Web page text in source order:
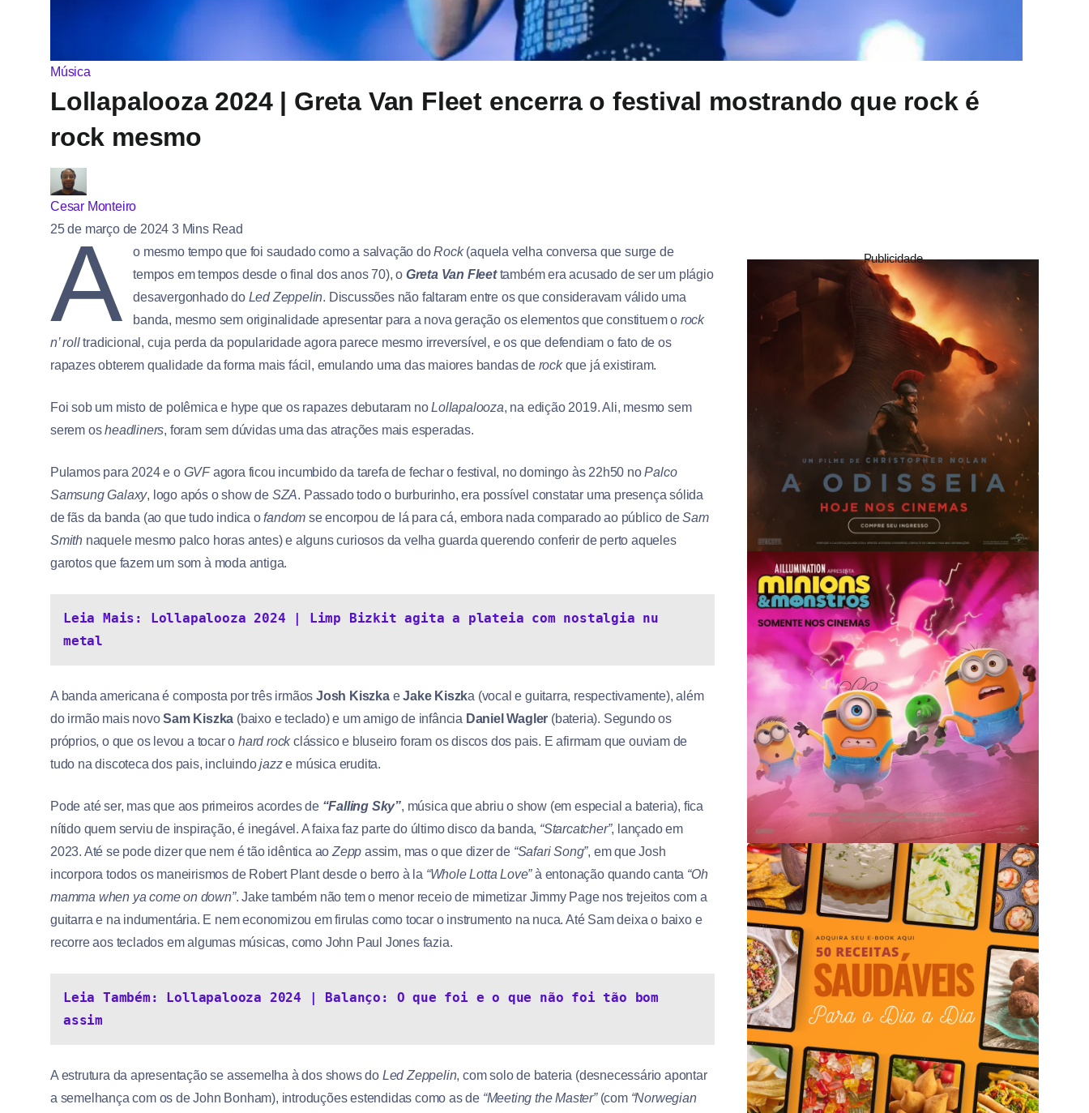
Música
Lollapalooza 2024 | Greta Van Fleet encerra o festival mostrando que rock é
rock mesmo
Cesar Monteiro
25 de março de 20243 Mins Read
A o mesmo tempo que foi saudado como a salvação doRock(aquela velha conversa que surge de
tempos em tempos desde o final dos anos 70), o Greta Van Fleettambém era acusado de ser um plágio
desavergonhado do Led Zeppelin. Discussões não faltaram entre os que consideravam válido uma
banda, mesmo sem originalidade apresentar para a nova geração os elementos que constituem o rock
n’ rolltradicional, cuja perda da popularidade agora parece mesmo irreversível, e os que defendiam o fato de os
rapazes obterem qualidade da forma mais fácil, emulando uma das maiores bandas de rockque já existiram.
Foi sob um misto de polêmica e hype que os rapazes debutaram noLollapalooza, na edição 2019. Ali, mesmo sem
serem osheadliners, foram sem dúvidas uma das atrações mais esperadas.
Pulamos para 2024 e o GVFagora ficou incumbido da tarefa de fechar o festival, no domingo às 22h50 noPalco
Samsung Galaxy, logo após o show de SZA. Passado todo o burburinho, era possível constatar uma presença sólida
de fãs da banda (ao que tudo indica ofandom se encorpou de lá para cá, embora nada comparado ao público deSam
Smith naquele mesmo palco horas antes) e alguns curiosos da velha guarda querendo conferir de perto aqueles
garotos que fazem um som à moda antiga.
Leia Mais: Lollapalooza 2024 | Limp Bizkit agita a plateia com nostalgia nu
metal
A banda americana é composta por três irmãos Josh KiszkaeJake Kiszka (vocal e guitarra, respectivamente), além
do irmão mais novoSam Kiszka (baixo e teclado) e um amigo de infância Daniel Wagler (bateria). Segundo os
próprios, o que os levou a tocar ohard rockclássico e bluseiro foram os discos dos pais. E afirmam que ouviam de
tudo na discoteca dos pais, incluindojazze música erudita.
Pode até ser, mas que aos primeiros acordes de “Falling Sky”, música que abriu o show (em especial a bateria), fica
nítido quem serviu de inspiração, é inegável. A faixa faz parte do último disco da banda, “Starcatcher”, lançado em
2023. Até se pode dizer que nem é tão idêntica ao Zepp assim, mas o que dizer de “Safari Song”, em que Josh
incorpora todos os maneirismos de Robert Plant desde o berro à la “Whole Lotta Love”à entonação quando canta “Oh
mamma when ya come on down”. Jake também não tem o menor receio de mimetizar Jimmy Page nos trejeitos com a
guitarra e na indumentária. E nem economizou em firulas como tocar o instrumento na nuca. Até Sam deixa o baixo e
recorre aos teclados em algumas músicas, como John Paul Jones fazia.
Leia Também: Lollapalooza 2024 | Balanço: O que foi e o que não foi tão bom
assim
A estrutura da apresentação se assemelha à dos shows do Led Zeppelin, com solo de bateria (desnecessário apontar
a semelhança com os de John Bonham), introduções estendidas como as de “Meeting the Master”(com “Norwegian
Publicidade